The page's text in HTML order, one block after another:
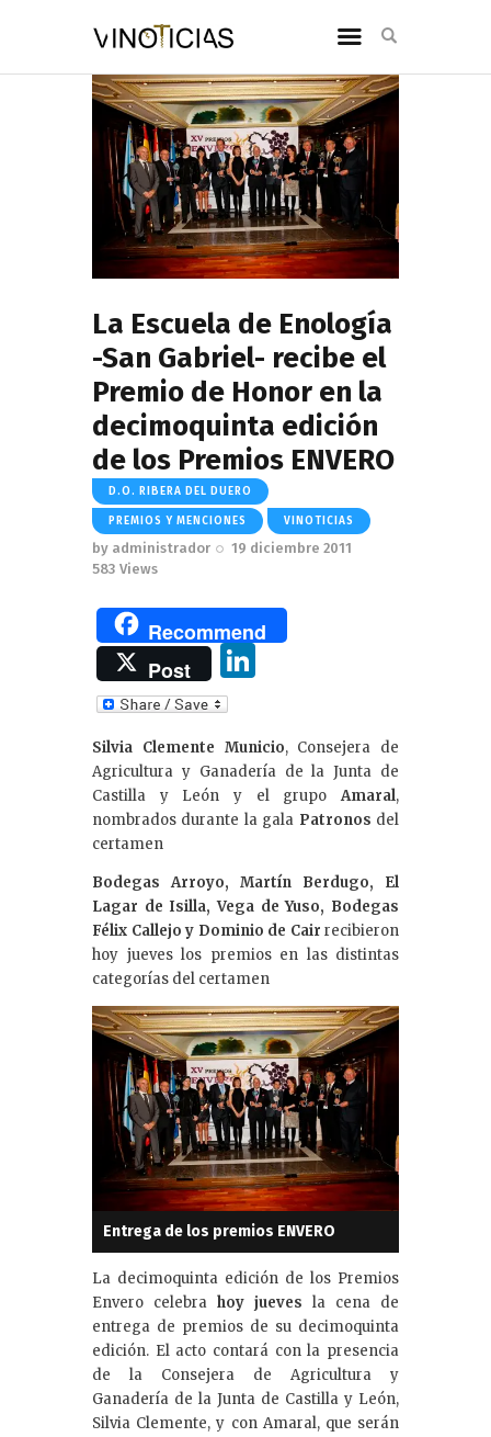
La Escuela de Enología
-San Gabriel- recibe el
Premio de Honor en la
decimoquinta edición
de los Premios ENVERO
D.O. RIBERA DEL DUERO
PREMIOS Y MENCIONES VINOTICIAS
by administrador
19 diciembre 2011
583 Views
Recommend
Post
k
e
dI
n
Silvia Clemente Municio, Consejera de
Agricultura y Ganadería de la Junta de
Castilla y León y el grupoAmaral,
nombrados durante la gala Patronos del
certamen
Bodegas Arroyo, Martín Berdugo, El
Lagar de Isilla, Vega de Yuso, Bodegas
Félix Callejo y Dominio de Cair recibieron
hoy jueves los premios en las distintas
categorías del certamen
Entrega de los premios ENVERO
La decimoquinta edición de los Premios
Envero celebra hoy jueves la cena de
entrega de premios de su decimoquinta
edición. El acto contará con la presencia
de la Consejera de Agricultura y
Ganadería de la Junta de Castilla y León,
Silvia Clemente, y con Amaral, que serán